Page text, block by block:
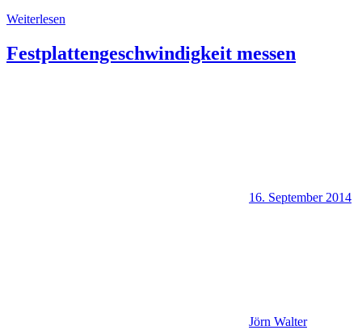
Weiterlesen
Festplattengeschwindigkeit messen
16. September 2014
Jörn Walter